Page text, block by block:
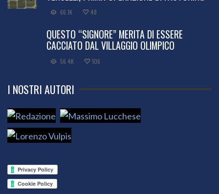
66.1K 48
QUESTO “SIGNORE” MERITA DI ESSERE
CACCIATO DAL VILLAGGIO OLIMPICO
56.4K 106
I NOSTRI AUTORI